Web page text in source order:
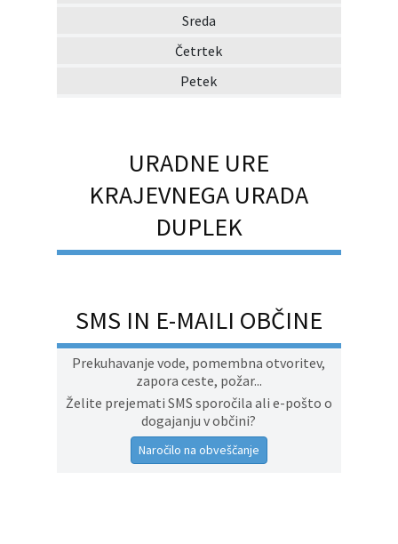
Sreda
Četrtek
Petek
URADNE URE
KRAJEVNEGA URADA
DUPLEK
SMS IN E-MAILI OBČINE
Prekuhavanje vode, pomembna otvoritev,
zapora ceste, požar...
Želite prejemati SMS sporočila ali e-pošto o
dogajanju v občini?
Naročilo na obveščanje